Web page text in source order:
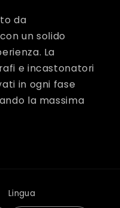
da
un solido
La
e incastonatori
in ogni fase
la massima
Lingua